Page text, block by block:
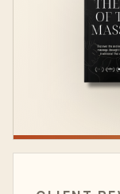
class, after
practice.